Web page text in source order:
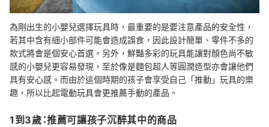
為剛出生的小嬰兒選擇玩具時，最重要的是要注意產品的安全性，
若其中含有細小部件可能會造成誤食，因此設計簡單、零件不多的
款式將會是個安心首選。另外，鮮豔多彩的玩具能讓對顏色尚不敏
感的小嬰兒更容易發現，至於像是麵包超人等圓潤造型亦會讓他們
具有安心感。而由於這個時期的孩子會享受自己「推動」玩具的樂
趣，所以比起電動玩具會更推薦手動的產品。
1到3歲：推薦可讓孩子沉醉其中的商品